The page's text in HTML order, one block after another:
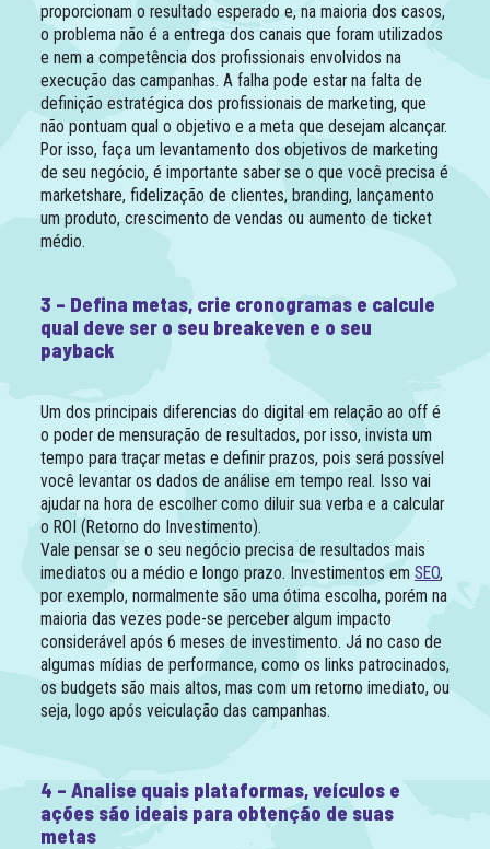
proporcionam o resultado esperado e, na maioria dos casos,
o problema não é a entrega dos canais que foram utilizados
e nem a competência dos profissionais envolvidos na
execução das campanhas. A falha pode estar na falta de
definição estratégica dos profissionais de marketing, que
não pontuam qual o objetivo e a meta que desejam alcançar.
Por isso, faça um levantamento dos objetivos de marketing
de seu negócio, é importante saber se o que você precisa é
marketshare, fidelização de clientes, branding, lançamento
um produto, crescimento de vendas ou aumento de ticket
médio.
3 – Defina metas, crie cronogramas e calcule
qual deve ser o seu breakeven e o seu
payback
Um dos principais diferencias do digital em relação ao off é
o poder de mensuração de resultados, por isso, invista um
tempo para traçar metas e definir prazos, pois será possível
você levantar os dados de análise em tempo real. Isso vai
ajudar na hora de escolher como diluir sua verba e a calcular
o ROI (Retorno do Investimento).
Vale pensar se o seu negócio precisa de resultados mais
imediatos ou a médio e longo prazo. Investimentos em SEO,
por exemplo, normalmente são uma ótima escolha, porém na
maioria das vezes pode-se perceber algum impacto
considerável após 6 meses de investimento. Já no caso de
algumas mídias de performance, como os links patrocinados,
os budgets são mais altos, mas com um retorno imediato, ou
seja, logo após veiculação das campanhas.
4 – Analise quais plataformas, veículos e
ações são ideais para obtenção de suas
metas